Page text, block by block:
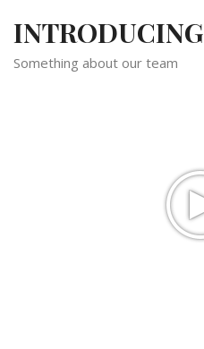
INTRODUCING
Something about our team